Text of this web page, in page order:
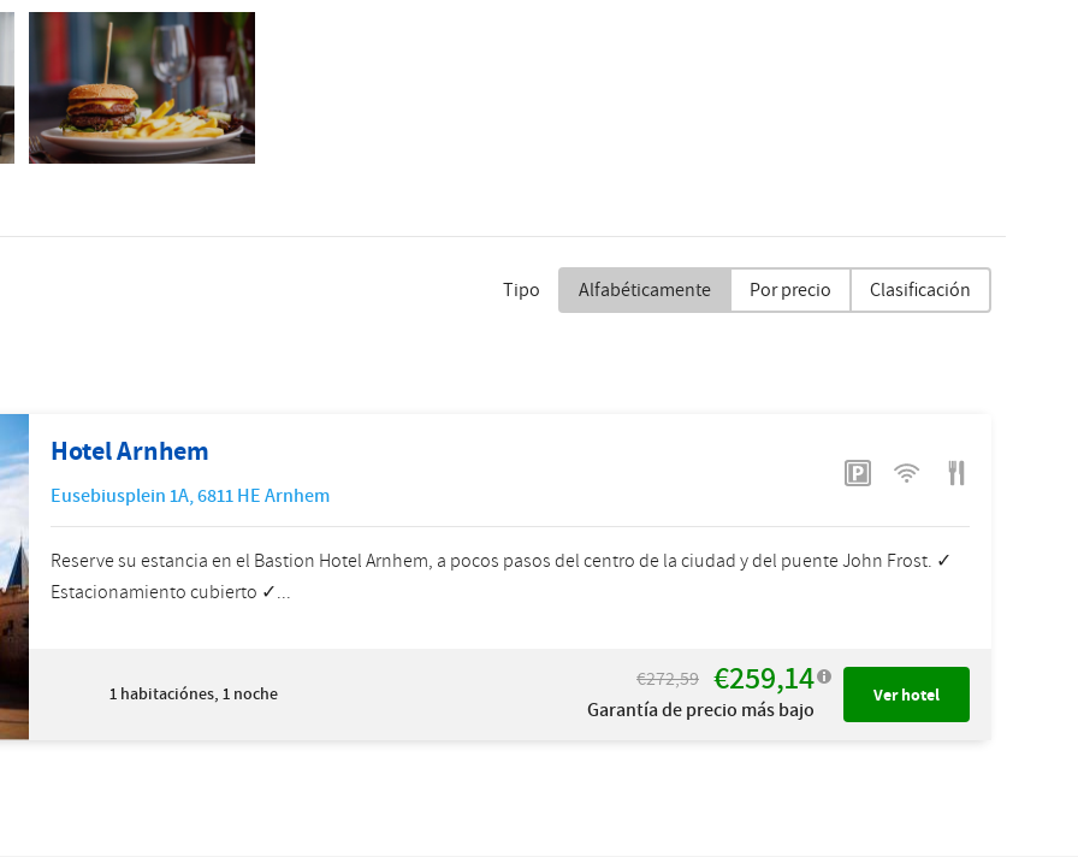
Tipo Alfabéticamente Por precio Clasificación
Hotel Arnhem
Eusebiusplein 1A,6811 HEArnhem
Reserve su estancia en el Bastion Hotel Arnhem, a pocos pasos del centro de la ciudad y del puente John Frost. ✓
Estacionamiento cubierto ✓...
1 habitaciónes, 1 noche
€272,59 €259,14
Garantía de precio más bajo
Ver hotel